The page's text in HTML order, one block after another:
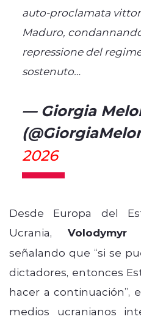
auto-proclamata
Maduro,
repressione del
sostenuto…
— Giorgia
2026
Desde Europa del
Ucrania, Volodymyr
señalando que “si se
dictadores, entonces
hacer a continuación”,
medios ucranianos